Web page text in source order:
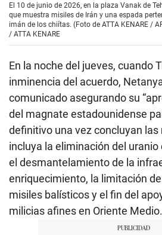
El 10 de junio de 2026, en la plaza Vanak de
que muestra misiles de Irán y una espada
imán de los chiítas. (Foto de ATTA KENARE /
/ ATTA KENARE
En la noche del jueves, cuando
inminencia del acuerdo,
comunicado asegurando su
del magnate estadounidense
definitivo una vez concluyan
incluya la eliminación del uranio
el desmantelamiento de la
enriquecimiento, la limitación
misiles balísticos y el fin del
milicias afines en Oriente Medio.